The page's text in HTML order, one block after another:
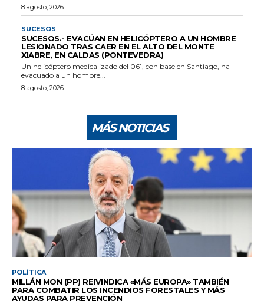
8 agosto, 2026
SUCESOS
SUCESOS.- EVACÚAN EN HELICÓPTERO A UN HOMBRE
LESIONADO TRAS CAER EN EL ALTO DEL MONTE
XIABRE, EN CALDAS (PONTEVEDRA)
Un helicóptero medicalizado del 061, con base en Santiago, ha
evacuado a un hombre...
8 agosto, 2026
MÁS NOTICIAS
POLÍTICA
MILLÁN MON (PP) REIVINDICA «MÁS EUROPA» TAMBIÉN
PARA COMBATIR LOS INCENDIOS FORESTALES Y MÁS
AYUDAS PARA PREVENCIÓN